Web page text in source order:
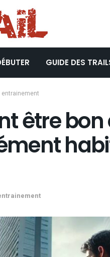
GUIDE DES
entrainement
être bon